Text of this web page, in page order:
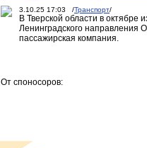
3.10.25 17:03 /Транспорт/
В Тверской области в октябре
Ленинградского направления
пассажирская компания.
От споносоров: